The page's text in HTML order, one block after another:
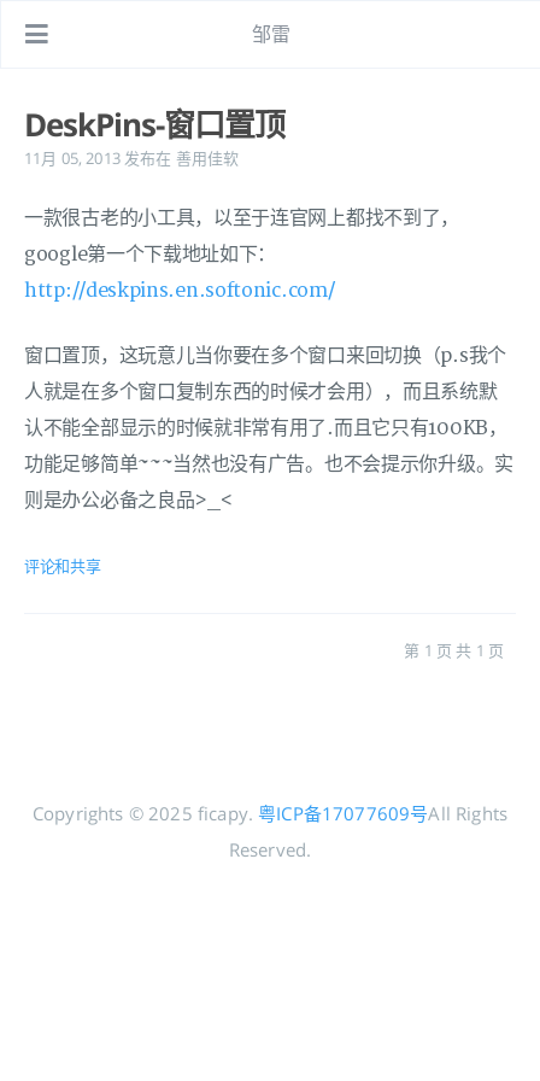
邹雷
DeskPins-窗口置顶
11月 05, 2013 发布在 善用佳软
一款很古老的小工具，以至于连官网上都找不到了，
google第一个下载地址如下：
http://deskpins.en.softonic.com/
窗口置顶，这玩意儿当你要在多个窗口来回切换（p.s我个
人就是在多个窗口复制东西的时候才会用），而且系统默
认不能全部显示的时候就非常有用了.而且它只有100KB，
功能足够简单~~~当然也没有广告。也不会提示你升级。实
则是办公必备之良品>_<
评论和共享
第 1 页 共 1 页
Copyrights © 2025 ficapy.粤ICP备17077609号All Rights
Reserved.